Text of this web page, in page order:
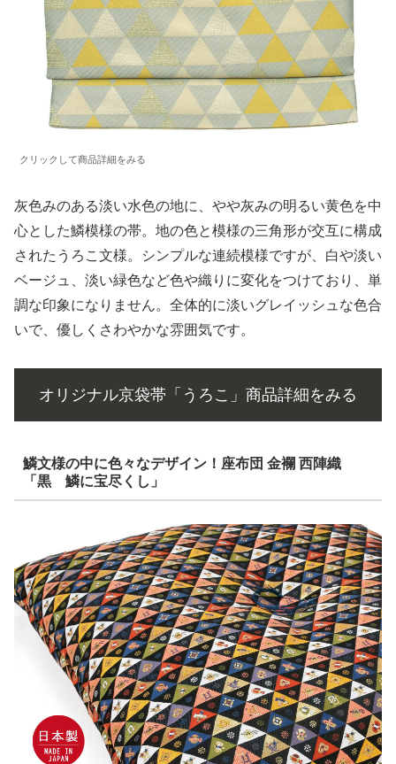
クリックして商品詳細をみる
灰色みのある淡い水色の地に、やや灰みの明るい黄色を中
心とした鱗模様の帯。地の色と模様の三角形が交互に構成
されたうろこ文様。シンプルな連続模様ですが、白や淡い
ベージュ、淡い緑色など色や織りに変化をつけており、単
調な印象になりません。全体的に淡いグレイッシュな色合
いで、優しくさわやかな雰囲気です。
オリジナル京袋帯「うろこ」商品詳細をみる
鱗文様の中に色々なデザイン！座布団 金襴 西陣織
「黒 鱗に宝尽くし」